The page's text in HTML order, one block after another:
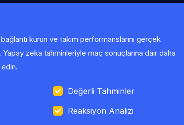
kurun ve takım performanslarını gerçek
Yapay zeka tahminleriyle maç sonuçlarına dair daha
Değerli Tahminler
Reaksiyon Analizi